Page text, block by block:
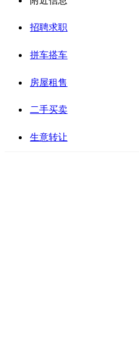
招聘求职
拼车搭车
房屋租售
二手买卖
生意转让